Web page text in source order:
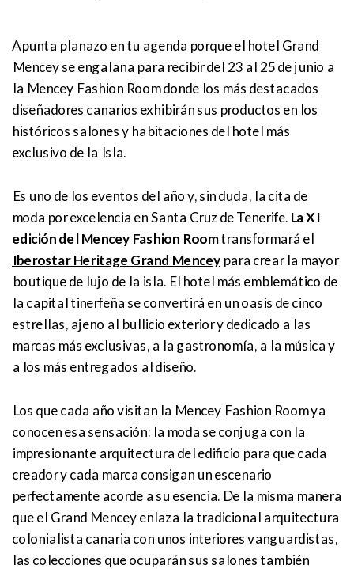
Apunta planazo en tu agenda porque el hotel Grand
Mencey se engalana para recibir del 23 al 25 de junio a
la Mencey Fashion Room donde los más destacados
diseñadores canarios exhibirán sus productos en los
históricos salones y habitaciones del hotel más
exclusivo de la Isla.
Es uno de los eventos del año y, sin duda, la cita de
moda por excelencia en Santa Cruz de Tenerife. La XI
edición del Mencey Fashion Roomtransformará el
Iberostar Heritage Grand Mencey para crear la mayor
boutique de lujo de la isla. El hotel más emblemático de
la capital tinerfeña se convertirá en un oasis de cinco
estrellas, ajeno al bullicio exterior y dedicado a las
marcas más exclusivas, a la gastronomía, a la música y
a los más entregados al diseño.
Los que cada año visitan la Mencey Fashion Room ya
conocen esa sensación: la moda se conjuga con la
impresionante arquitectura del edificio para que cada
creador y cada marca consigan un escenario
perfectamente acorde a su esencia. De la misma manera
que el Grand Mencey enlaza la tradicional arquitectura
colonialista canaria con unos interiores vanguardistas,
las colecciones que ocuparán sus salones también